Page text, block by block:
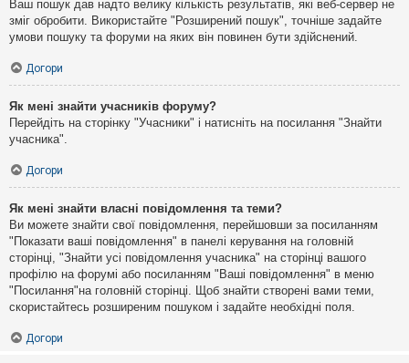
Ваш пошук дав надто велику кількість результатів, які веб-сервер не
зміг обробити. Використайте "Розширений пошук", точніше задайте
умови пошуку та форуми на яких він повинен бути здійснений.
Догори
Як мені знайти учасників форуму?
Перейдіть на сторінку "Учасники" і натисніть на посилання "Знайти
учасника".
Догори
Як мені знайти власні повідомлення та теми?
Ви можете знайти свої повідомлення, перейшовши за посиланням
"Показати ваші повідомлення" в панелі керування на головній
сторінці, "Знайти усі повідомлення учасника" на сторінці вашого
профілю на форумі або посиланням "Ваші повідомлення" в меню
"Посилання"на головній сторінці. Щоб знайти створені вами теми,
скористайтесь розширеним пошуком і задайте необхідні поля.
Догори